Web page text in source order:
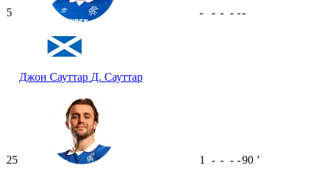
5
Джон Сауттар Д. Сауттар
- - - - --
25 1 - - - -90 ʼ